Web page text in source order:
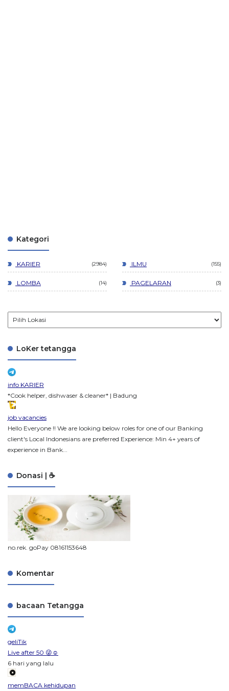
Kategori
KARIER 2984 ILMU 155
LOMBA 14 PAGELARAN 3
LoKer tetangga
info KARIER
*Cook helper, dishwaser & cleaner* | Badung
job vacancies
Hello Everyone !! We are looking below roles for one of our Banking
client's Local Indonesians are preferred Experience: Min 4+ years of
experience in Bank...
Donasi | ☕
no.rek. goPay 08161153648
Komentar
bacaan Tetangga
geliTik
Live after 50 😜☺️
6 hari yang lalu
memBACA kehidupan